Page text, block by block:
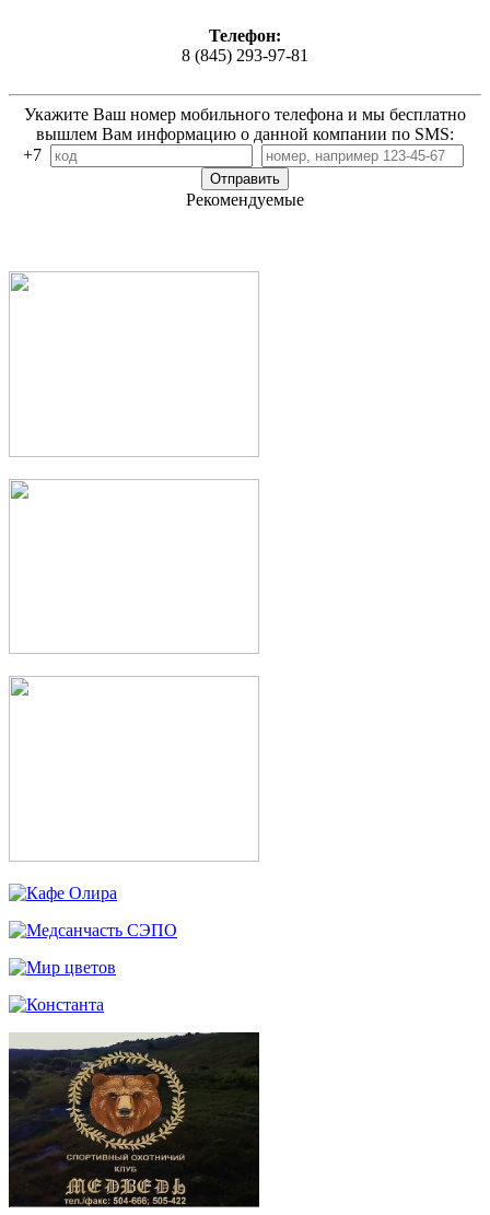
Телефон:
8 (845) 293-97-81
Укажите Ваш номер мобильного телефона и мы бесплатно
вышлем Вам информацию о данной компании по SMS:
+7
Рекомендуемые